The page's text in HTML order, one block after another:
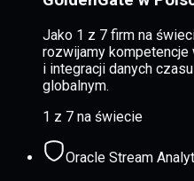
Jako 1 z 7 firm na
rozwijamy
i integracji danych
globalnym.
1 z 7 na świecie
Oracle Stream